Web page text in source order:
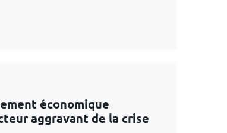
économique
aggravant de la crise